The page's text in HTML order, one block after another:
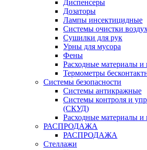
Диспенсеры
Дозаторы
Лампы инсектицидные
Системы очистки
Сушилки для рук
Урны для мусора
Фены
Расходные материалы
Термометры
Системы безопасности
Системы антикражные
Системы контроля и
(СКУД)
Расходные материалы
РАСПРОДАЖА
РАСПРОДАЖА
Стеллажи